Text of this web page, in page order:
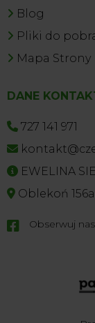
Blog
Pliki do
Mapa Strony
DANE
727 141 971
EWELINA
Oblekoń
 Obserwuj